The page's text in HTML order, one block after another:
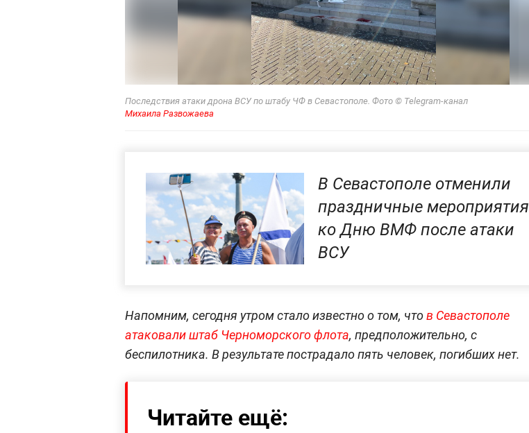
Последствия атаки дрона ВСУ по штабу ЧФ в Севастополе. Фото © Telegram-канал
Михаила Развожаева
В Севастополе отменили
праздничные мероприятия
ко Дню ВМФ после атаки
ВСУ
Напомним, сегодня утром стало известно о том, чтов Севастополе
атаковали штаб Черноморского флота, предположительно, с
беспилотника. В результате пострадало пять человек, погибших нет.
Читайте ещё: